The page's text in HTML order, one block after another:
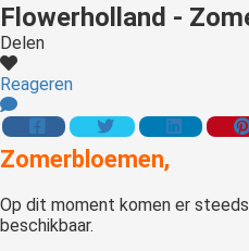
Flowerholland -
Delen
Reageren
Zomerbloemen,
Op dit moment komen er
beschikbaar.